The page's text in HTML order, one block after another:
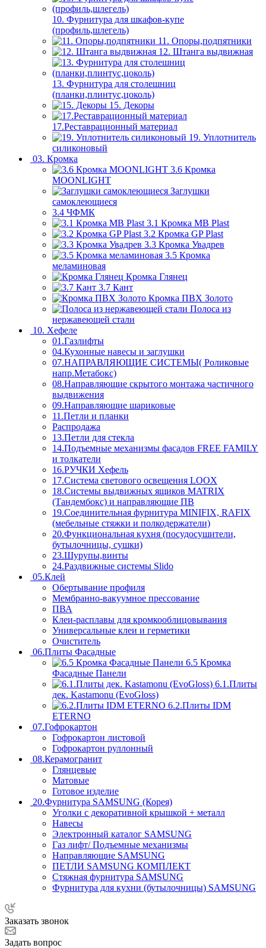
10. Фурнитура для шкафов-купе
(профиль,шлегель)
11. Опоры,подпятники
12. Штанга выдвижная
13. Фурнитура для столешниц
(планки,плинтус,цоколь)
15. Декоры
17.Реставрационный материал
19. Уплотнитель
силиконовый
03. Кромка
3.6 Кромка
MOONLIGHT
Заглушки
самоклеющиеся
3.4 ЧФМК
3.1 Кромка MB Plast
3.2 Кромка GP Plast
3.3 Кромка Увадрев
3.5 Кромка
меламиновая
Кромка Глянец
3.7 Кант
Кромка ПВХ Золото
Полоса из
нержавеющей стали
10. Хефеле
01.Газлифты
04.Кухонные навесы и заглушки
07.НАПРАВЛЯЮЩИЕ СИСТЕМЫ( Роликовые
напр.Метабокс)
08.Направляющие скрытого монтажа частичного
выдвижения
09.Направляющие шариковые
11.Петли и планки
Распродажа
13.Петли для стекла
14.Подъемные механизмы фасадов FREE FAMILY
и толкатели
16.РУЧКИ Хефель
17.Система светового освещения LOOX
18.Системы выдвижных ящиков MATRIX
(Тандембокс) и направляющие ПВ
19.Соединительная фурнитура MINIFIX, RAFIX
(мебельные стяжки и полкодержатели)
20.Функциональная кухня (посудосушители,
бутылочницы, сушки)
23.Шурупы,винты
24.Раздвижные системы Slido
05.Клей
Обертывание профиля
Мембранно-вакуумное прессование
ПВА
Клеи-расплавы для кромкооблицовывания
Универсальные клеи и герметики
Очиститель
06.Плиты Фасадные
6.5 Кромка
Фасадные Панели
6.1.Плиты
дек. Kastamonu (EvoGloss)
6.2.Плиты IDM
ETERNO
07.Гофрокартон
Гофрокартон листовой
Гофрокартон руллонный
08.Керамогранит
Глянцевые
Матовые
Готовое изделие
20.Фурнитура SAMSUNG (Корея)
Уголки с декоративной крышкой + металл
Навесы
Электронный каталог SAMSUNG
Газ лифт/ Подъемные механизмы
Направляющие SAMSUNG
ПЕТЛИ SAMSUNG КОМПЛЕКТ
Стяжная фурнитура SAMSUNG
Фурнитура для кухни (бутылочницы) SAMSUNG
Заказать звонок
Задать вопрос